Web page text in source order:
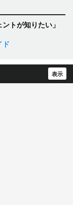
トが知りたい」
ド